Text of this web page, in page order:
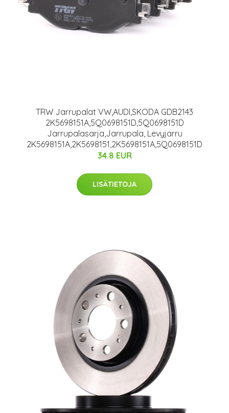
TRW Jarrupalat VW,AUDI,SKODA GDB2143
2K5698151A,5Q0698151D,5Q0698151D
Jarrupalasarja,Jarrupala, Levyjarru
2K5698151A,2K5698151,2K5698151A,5Q0698151D
34.8 EUR
LISÄTIETOJA